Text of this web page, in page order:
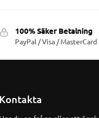
100% Säker Betalning
PayPal / Visa / MasterCard